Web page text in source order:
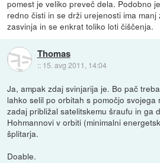
pomest je veliko preveč dela. Podobno
redno čisti in se drži urejenosti ima
zasvinja in se enkrat toliko loti čiščenja.
Thomas
:: 15. avg 2011, 14:04
Ja, ampak zdaj svinjarija je. Bo pač
lahko selil po orbitah s pomočjo
zadaj približal satelitskemu šraufu in ga
Hohmannovi v orbiti (minimalni
šplitarja.
Doable.